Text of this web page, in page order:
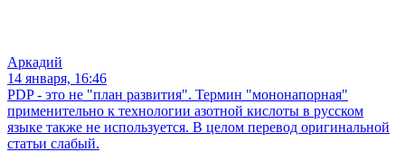
Аркадий
14 января, 16:46
PDP - это не "план развития". Термин "мононапорная"
применительно к технологии азотной кислоты в русском
языке также не используется. В целом перевод оригинальной
статьи слабый.